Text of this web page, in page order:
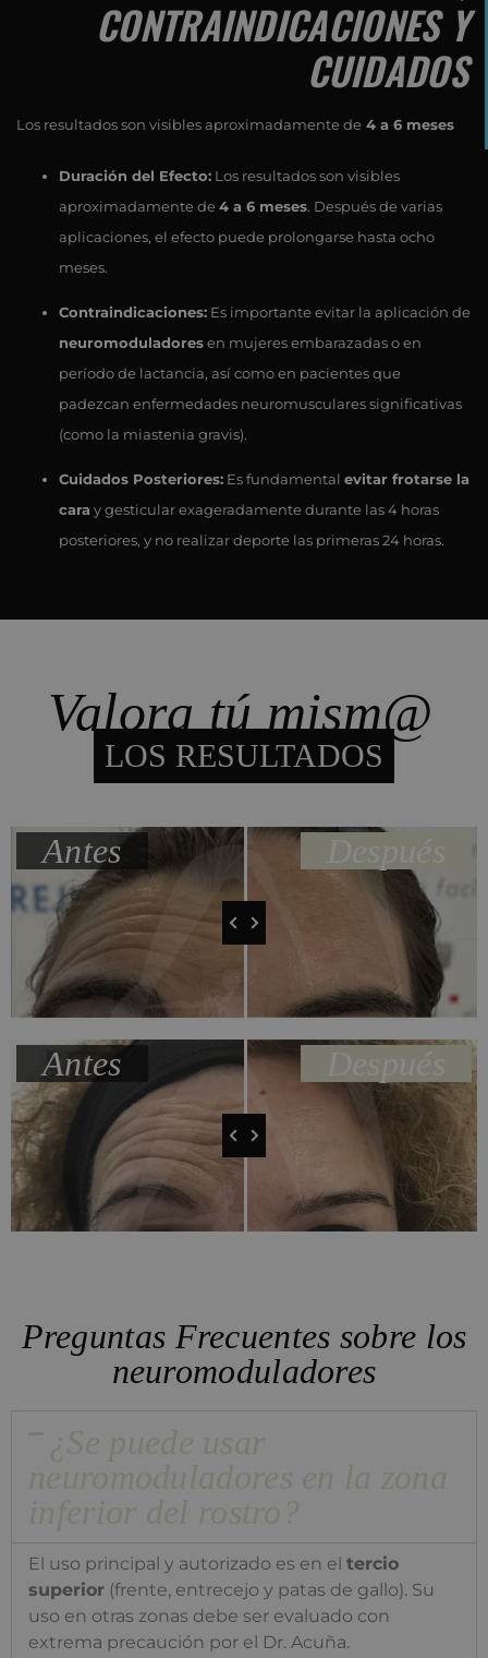
CONTRAINDICACIONES Y
CUIDADOS
Los resultados son visibles aproximadamente de 4 a 6 meses
Duración del Efecto: Los resultados son visibles
aproximadamente de4 a 6 meses. Después de varias
aplicaciones, el efecto puede prolongarse hasta ocho
meses.
Contraindicaciones: Es importante evitar la aplicación de
neuromoduladoresen mujeres embarazadas o en
período de lactancia, así como en pacientes que
padezcan enfermedades neuromusculares significativas
(como la miastenia gravis).
Cuidados Posteriores: Es fundamental evitar frotarse la
cara y gesticular exageradamente durante las 4 horas
posteriores, y no realizar deporte las primeras 24 horas.
Valora tú mism@
LOS RESULTADOS
Antes Después
Antes Después
Preguntas Frecuentes sobre los
neuromoduladores
¿Se puede usar
neuromoduladores en la zona
inferior del rostro?
El uso principal y autorizado es en el tercio
superior (frente, entrecejo y patas de gallo). Su
uso en otras zonas debe ser evaluado con
extrema precaución por el Dr. Acuña.